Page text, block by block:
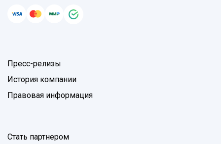
Пресс-релизы
История компании
Правовая информация
Стать партнером